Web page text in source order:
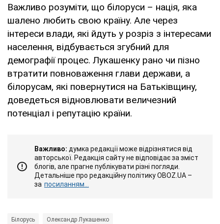
Важливо розуміти, що білоруси – нація, яка
шалено любить свою країну. Але через
інтереси влади, які йдуть у розріз з інтересами
населення, відбувається згубний для
демографії процес. Лукашенку рано чи пізно
втратити повноваження глави держави, а
білорусам, які повернутися на Батьківщину,
доведеться відновлювати величезний
потенціал і репутацію країни.
Важливо: думка редакції може відрізнятися від
авторської. Редакція сайту не відповідає за зміст
блогів, але прагне публікувати різні погляди.
Детальніше про редакційну політику OBOZ.UA –
за посиланням...
Білорусь Олександр Лукашенко